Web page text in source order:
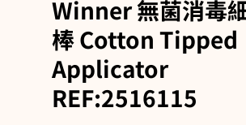
Winner 無菌消毒
棒 Cotton Tipped
Applicator
REF:2516115